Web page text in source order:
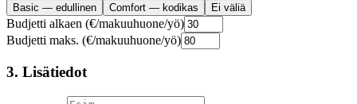
Basic — edullinen Comfort — kodikas Ei väliä
Budjetti alkaen (€/makuuhuone/yö)
Budjetti maks. (€/makuuhuone/yö)
3. Lisätiedot